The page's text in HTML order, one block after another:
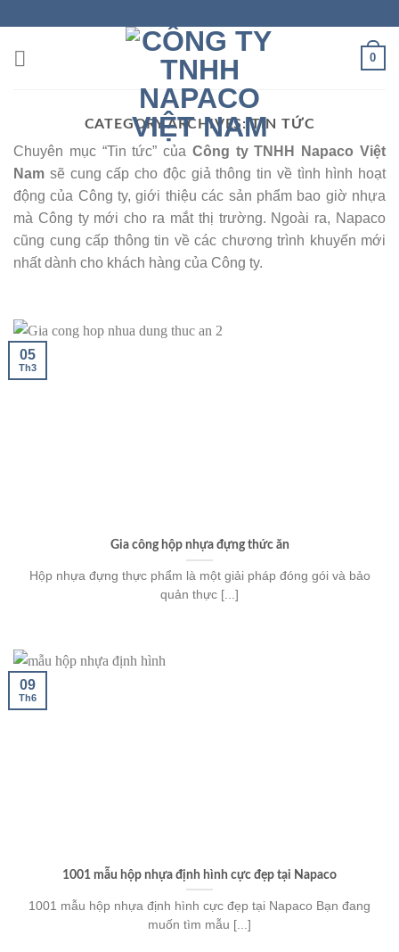
content
0
CATEGORY ARCHIVES:TIN TỨC
Chuyên mục “Tin tức” của Công ty TNHH Napaco Việt
Nam sẽ cung cấp cho độc giả thông tin về tình hình hoạt
động của Công ty, giới thiệu các sản phẩm bao giờ nhựa
mà Công ty mới cho ra mắt thị trường. Ngoài ra, Napaco
cũng cung cấp thông tin về các chương trình khuyến mới
nhất dành cho khách hàng của Công ty.
Gia công hộp nhựa đựng thức ăn
Hộp nhựa đựng thực phẩm là một giải pháp đóng gói và bảo
quản thực [...]
05
Th3
1001 mẫu hộp nhựa định hình cực đẹp tại Napaco
1001 mẫu hộp nhựa định hình cực đẹp tại Napaco Bạn đang
muốn tìm mẫu [...]
09
Th6